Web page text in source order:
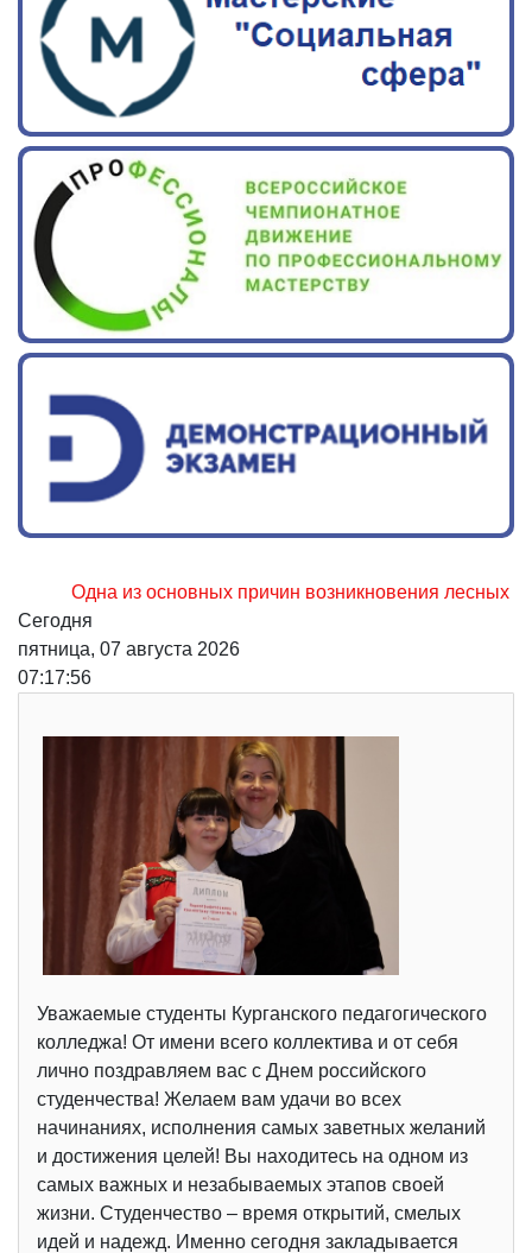
Одна из основных причин возникновения лесных
Сегодня
пятница, 07 августа 2026
07:17:56
Уважаемые студенты Курганского педагогического
колледжа! От имени всего коллектива и от себя
лично поздравляем вас с Днем российского
студенчества! Желаем вам удачи во всех
начинаниях, исполнения самых заветных желаний
и достижения целей! Вы находитесь на одном из
самых важных и незабываемых этапов своей
жизни. Студенчество – время открытий, смелых
идей и надежд. Именно сегодня закладывается